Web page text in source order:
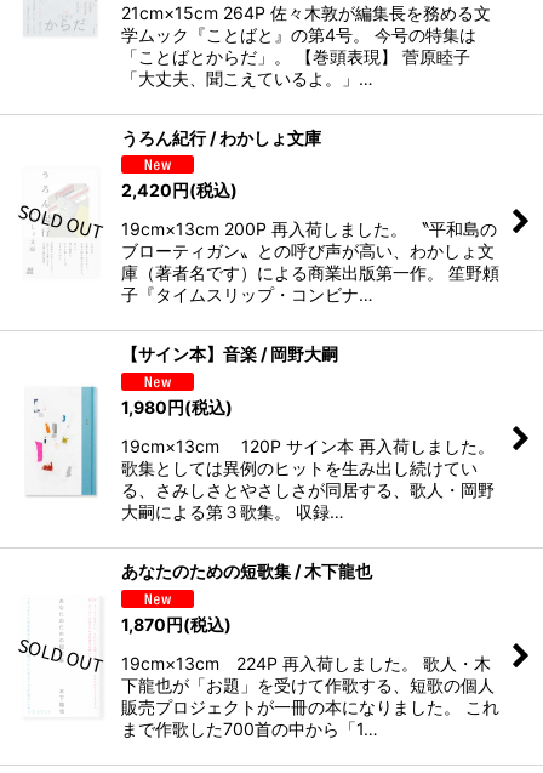
21cm×15cm 264P 佐々木敦が編集長を務める文
学ムック『ことばと』の第4号。 今号の特集は
「ことばとからだ」。 【巻頭表現】 菅原睦子
「大丈夫、聞こえているよ。」…
うろん紀行 / わかしょ文庫
2,420円(税込)
19cm×13cm 200P 再入荷しました。 〝平和島の
ブローティガン〟との呼び声が高い、わかしょ文
庫（著者名です）による商業出版第一作。 笙野頼
子『タイムスリップ・コンビナ…
【サイン本】音楽 / 岡野大嗣
1,980円(税込)
19cm×13cm 120P サイン本 再入荷しました。
歌集としては異例のヒットを生み出し続けてい
る、さみしさとやさしさが同居する、歌人・岡野
大嗣による第３歌集。 収録…
あなたのための短歌集 / 木下龍也
1,870円(税込)
19cm×13cm 224P 再入荷しました。 歌人・木
下龍也が「お題」を受けて作歌する、短歌の個人
販売プロジェクトが一冊の本になりました。 これ
まで作歌した700首の中から「1…